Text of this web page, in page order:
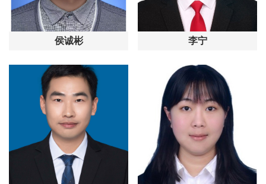
侯诚彬 李宁